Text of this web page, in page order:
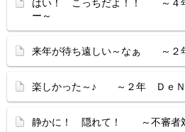
はい！ こっちだよ！！ ～４
ー～
来年が待ち遠しい～なぁ ～２
楽しかった～♪ ～２年 ＤｅＮ
静かに！ 隠れて！ ～不審者